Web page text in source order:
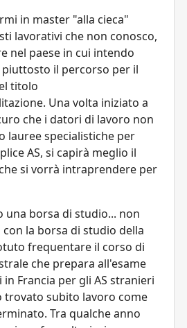
in master "alla cieca"
lavorativi che non conosco,
nel paese in cui intendo
il percorso per il
titolo
Una volta iniziato a
che i datori di lavoro non
lauree specialistiche per
AS, si capirà meglio il
si vorrà intraprendere per
una borsa di studio... non
la borsa di studio della
frequentare il corso di
che prepara all'esame
Francia per gli AS stranieri
trovato subito lavoro come
Tra qualche anno